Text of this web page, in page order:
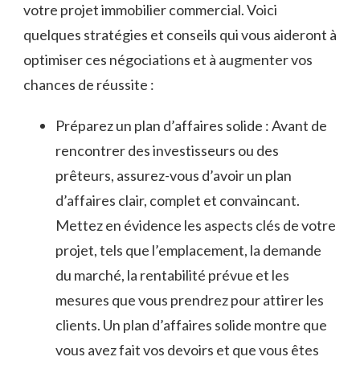
votre projet immobilier commercial. Voici
quelques‍ stratégies et conseils qui vous aideront⁣ à
optimiser ces ⁤négociations et à augmenter ‍vos
‌chances de réussite ⁤:
Préparez un plan⁤ d’affaires solide : Avant ⁣de
rencontrer ​des investisseurs ou des
⁣prêteurs, assurez-vous‌ d’avoir un plan
d’affaires clair, complet et convaincant.​
Mettez en évidence​ les aspects clés ‌de votre
projet, tels ‌que l’emplacement, la demande
du marché, ⁣la rentabilité prévue ‍et les ​
mesures que vous prendrez⁤ pour attirer‍ les
clients.‌ Un plan d’affaires solide montre ⁤que
vous avez fait vos⁣ devoirs ​et que vous êtes